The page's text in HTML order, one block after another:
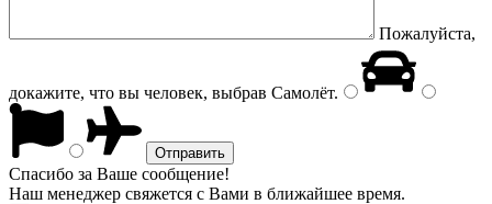
Пожалуйста,
докажите, что вы человек, выбрав Самолёт.
Спасибо за Ваше сообщение!
Наш менеджер свяжется с Вами в ближайшее время.